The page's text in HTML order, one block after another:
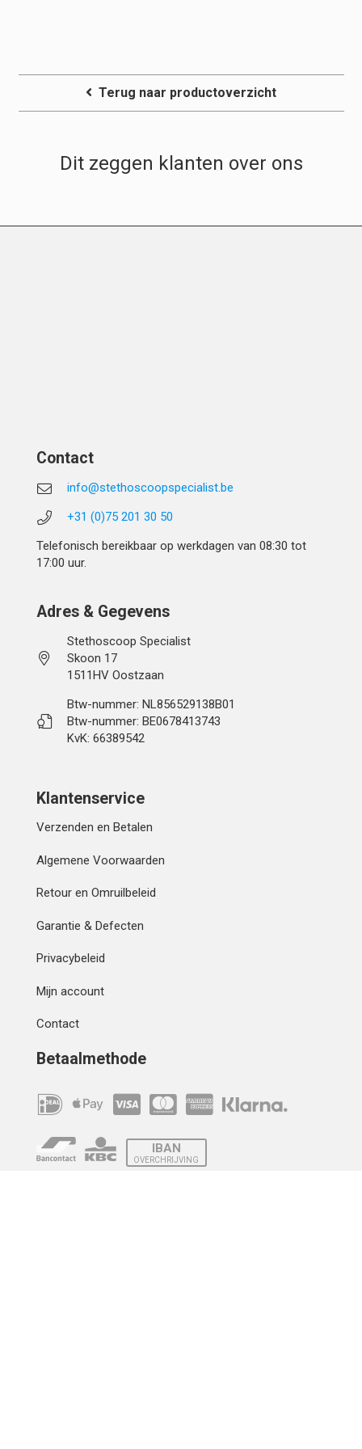
Terug naar productoverzicht
Dit zeggen klanten over ons
Contact
info@stethoscoopspecialist.be
+31 (0)75 201 30 50
Telefonisch bereikbaar op werkdagen van 08:30 tot
17:00 uur.
Adres & Gegevens
Stethoscoop Specialist
Skoon 17
1511HV Oostzaan
Btw-nummer: NL856529138B01
Btw-nummer: BE0678413743
KvK: 66389542
Klantenservice
Verzenden en Betalen
Algemene Voorwaarden
Retour en Omruilbeleid
Garantie & Defecten
Privacybeleid
Mijn account
Contact
Betaalmethode
IBAN
OVERCHRIJVING